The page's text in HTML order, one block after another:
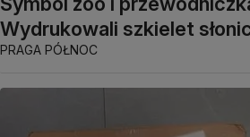
Wydrukowali szkielet
PRAGA PÓŁNOC